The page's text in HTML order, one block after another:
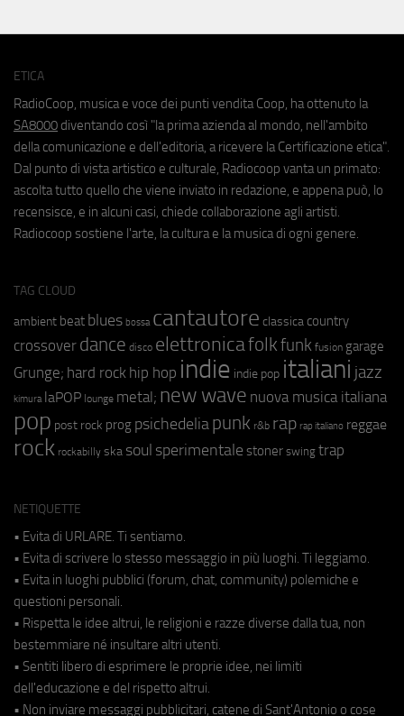
ETICA
RadioCoop, musica e voce dei punti vendita Coop, ha ottenuto la
SA8000 diventando così "la prima azienda al mondo, nell'ambito
della comunicazione e dell'editoria, a ricevere la Certificazione etica".
Dal punto di vista artistico e culturale, Radiocoop vanta un primato:
ascolta tutto quello che viene inviato in redazione, e appena può, lo
recensisce, e in alcuni casi, chiede collaborazione agli artisti.
Radiocoop sostiene l'arte, la cultura e la musica di ogni genere.
TAG CLOUD
ambient beat blues bossa cantautore classica country
crossover dance disco elettronicafolkfunk fusion garage
Grunge; hard rock hip hop indie indie pop italiani jazz
kimura laPOP lounge metal; new wave nuova musica italiana
pop post rock prog psichedeliapunk r&b rap rap italiano reggae
rock rockabilly ska soul sperimentale stoner swing trap
NETIQUETTE
• Evita di URLARE. Ti sentiamo.
• Evita di scrivere lo stesso messaggio in più luoghi. Ti leggiamo.
• Evita in luoghi pubblici (forum, chat, community) polemiche e
questioni personali.
• Rispetta le idee altrui, le religioni e razze diverse dalla tua, non
bestemmiare né insultare altri utenti.
• Sentiti libero di esprimere le proprie idee, nei limiti
dell'educazione e del rispetto altrui.
• Non inviare messaggi pubblicitari, catene di Sant'Antonio o cose